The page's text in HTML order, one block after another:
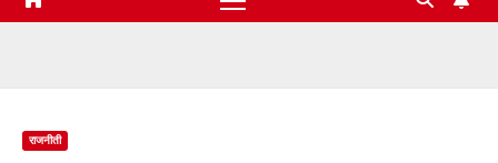
राजनीती